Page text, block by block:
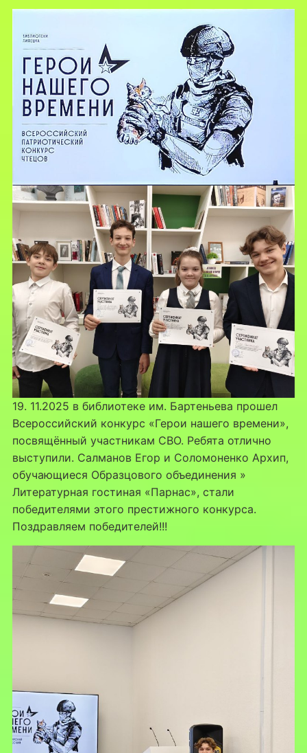
19. 11.2025 в библиотеке им. Бартеньева прошел
Всероссийский конкурс «Герои нашего времени»,
посвящённый участникам СВО. Ребята отлично
выступили. Салманов Егор и Соломоненко Архип,
обучающиеся Образцового объединения »
Литературная гостиная «Парнас», стали
победителями этого престижного конкурса.
Поздравляем победителей!!!